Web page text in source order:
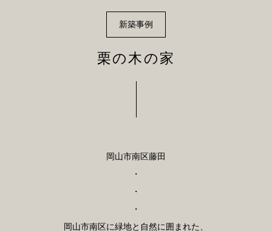
新築事例
栗の木の家
岡山市南区藤田
・
・
・
岡山市南区に緑地と自然に囲まれた、